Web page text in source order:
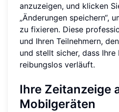
anzuzeigen, und klicken
„Änderungen speichern“,
zu fixieren. Diese
und Ihren Teilnehmern,
und stellt sicher, dass Ihre
reibungslos verläuft.
Ihre Zeitanzeige
Mobilgeräten